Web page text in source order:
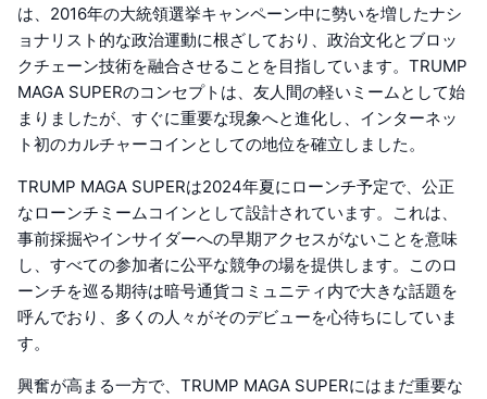
は、2016年の大統領選挙キャンペーン中に勢いを増したナシ
ョナリスト的な政治運動に根ざしており、政治文化とブロッ
クチェーン技術を融合させることを目指しています。TRUMP
MAGA SUPERのコンセプトは、友人間の軽いミームとして始
まりましたが、すぐに重要な現象へと進化し、インターネッ
ト初のカルチャーコインとしての地位を確立しました。
TRUMP MAGA SUPERは2024年夏にローンチ予定で、公正
なローンチミームコインとして設計されています。これは、
事前採掘やインサイダーへの早期アクセスがないことを意味
し、すべての参加者に公平な競争の場を提供します。このロ
ーンチを巡る期待は暗号通貨コミュニティ内で大きな話題を
呼んでおり、多くの人々がそのデビューを心待ちにしていま
す。
興奮が高まる一方で、TRUMP MAGA SUPERにはまだ重要な